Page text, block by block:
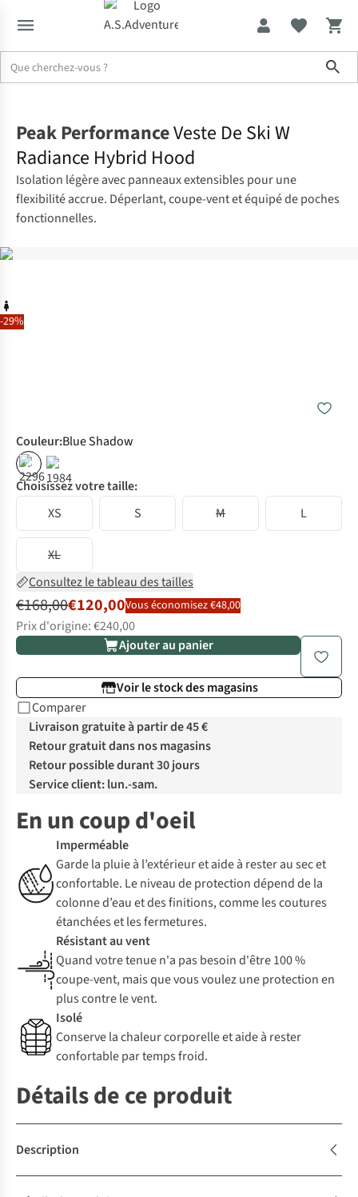
-29%
Peak PerformanceVeste De Ski W
Radiance Hybrid Hood
Isolation légère avec panneaux extensibles pour une
flexibilité accrue. Déperlant, coupe-vent et équipé de poches
fonctionnelles.
Couleur:Blue Shadow
% %
Choisissez votre taille:
XS
S M L
XL
Consultez le tableau des tailles
€168,00€120,00Vous économisez €48,00
Prix d'origine: €240,00
Ajouter au panier
Voir le stock des magasins
Comparer
Livraison gratuite à partir de 45 €
Retour gratuit dans nos magasins
Retour possible durant 30 jours
Service client: lun.-sam.
En un coup d'oeil
Imperméable
Garde la pluie à l’extérieur et aide à rester au sec et
confortable. Le niveau de protection dépend de la
colonne d’eau et des finitions, comme les coutures
étanchées et les fermetures.
Résistant au vent
Quand votre tenue n'a pas besoin d'être 100 %
coupe-vent, mais que vous voulez une protection en
plus contre le vent.
Isolé
Conserve la chaleur corporelle et aide à rester
confortable par temps froid.
Détails de ce produit
Description